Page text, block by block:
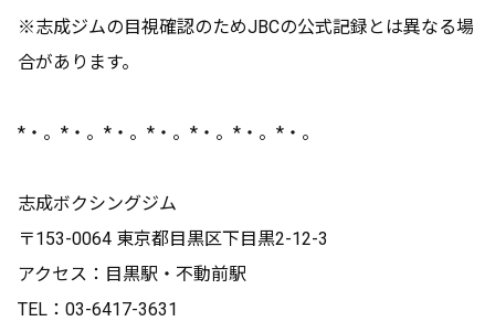
※志成ジムの目視確認のためJBCの公式記録とは異なる場
合があります。
* ・。 * ・。 * ・。 * ・。 * ・。 * ・。 * ・。
志成ボクシングジム
〒153-0064 東京都目黒区下目黒2-12-3
アクセス：目黒駅・不動前駅
TEL ： 03-6417-3631